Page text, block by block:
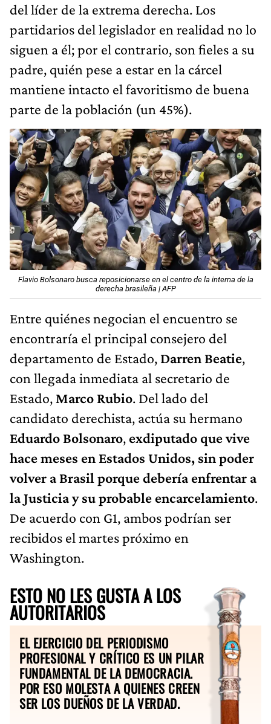
del líder de la extrema derecha. Los
partidarios del legislador en realidad no lo
siguen a él; por el contrario, son fieles a su
padre, quién pese a estar en la cárcel
mantiene intacto el favoritismo de buena
parte de la población (un 45%).
Flavio Bolsonaro busca reposicionarse en el centro de la interna de la
derecha brasileña | AFP
Entre quiénes negocian el encuentro se
encontraría el principal consejero del
departamento de Estado, Darren Beatie,
con llegada inmediata al secretario de
Estado, Marco Rubio. Del lado del
candidato derechista, actúa su hermano
Eduardo Bolsonaro, exdiputado que vive
hace meses en Estados Unidos, sin poder
volver a Brasil porque debería enfrentar a
la Justicia y su probable encarcelamiento.
De acuerdo con G1, ambos podrían ser
recibidos el martes próximo en
Washington.
ESTO NO LES GUSTA A LOS
AUTORITARIOS
EL EJERCICIO DEL PERIODISMO
PROFESIONAL Y CRÍTICO ES UN PILAR
FUNDAMENTAL DE LA DEMOCRACIA.
POR ESO MOLESTA A QUIENES CREEN
SER LOS DUEÑOS DE LA VERDAD.